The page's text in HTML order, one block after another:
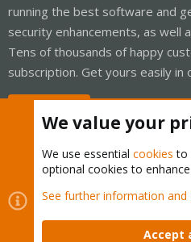
running the best software and
security enhancements, as well
Tens of thousands of happy
subscription. Get yours easily in
Cookies
Proxmox Support
Contact us
Terms and rules
We value your
We use essential cookies to
optional cookies to
See further information
Accept